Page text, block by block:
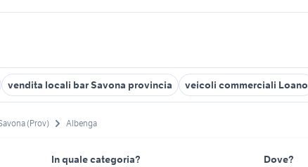
vendita locali bar Savona provincia veicoli commerciali Loano
(Prov) Albenga
In quale categoria? Dove?